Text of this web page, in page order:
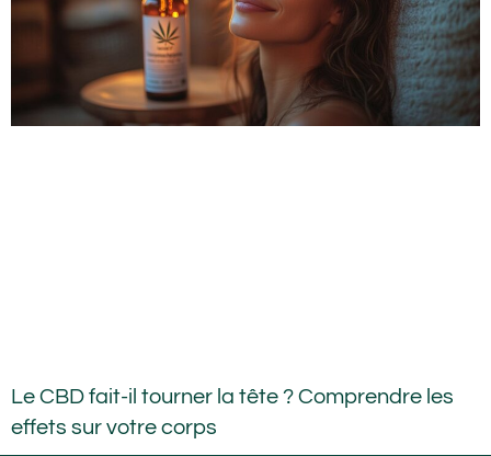
Le CBD fait-il tourner la tête ? Comprendre les
effets sur votre corps